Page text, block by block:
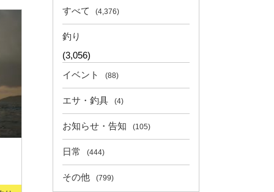
すべて (4,376)
釣り
(3,056)
イベント
(88)
エサ・釣具 (4)
お知らせ・告知 (105)
日常 (444)
その他 (799)